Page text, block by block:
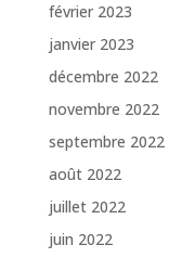
février 2023
janvier 2023
décembre 2022
novembre 2022
septembre 2022
août 2022
juillet 2022
juin 2022